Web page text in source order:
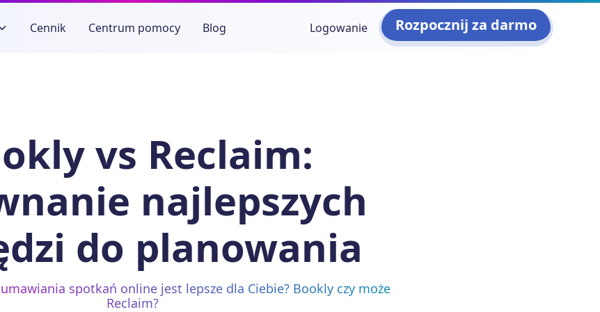
Cennik Centrum pomocy Blog Logowanie Rozpocznij za darmo
vs Reclaim:
najlepszych
do planowania
spotkań online jest lepsze dla Ciebie? Bookly czy może
Reclaim?